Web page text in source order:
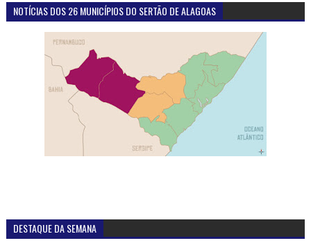
NOTÍCIAS DOS 26 MUNICÍPIOS DO SERTÃO DE ALAGOAS
DESTAQUE DA SEMANA